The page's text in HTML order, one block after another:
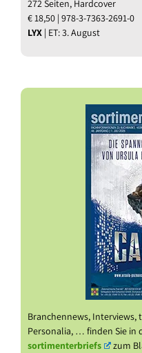
272 Seiten, Hardcover
€ 18,50 | 978-3-7363-2691-0
LYX | ET: 3. August
Branchennews, Interviews,
Personalia, … finden Sie in
sortimenterbriefs
zum